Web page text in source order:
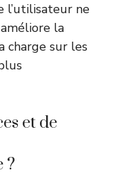
l’utilisateur ne
la
sur les
et de
?